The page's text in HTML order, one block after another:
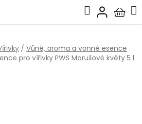
Hledat
košík
/ Vůně, aroma a vonné esence
pro vířivky PWS Morušové květy 5 l